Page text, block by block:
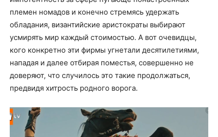
племен номадов и конечно стремясь удержать
обладания, византийские аристократы выбирают
усмирять мир каждый стоимостью. А вот очевидцы,
кого конкретно эти фирмы угнетали десятилетиями,
нападая и далее отбирая поместья, совершенно не
доверяют, что случилось это такие продолжаться,
предвидя хитрость родного ворога.